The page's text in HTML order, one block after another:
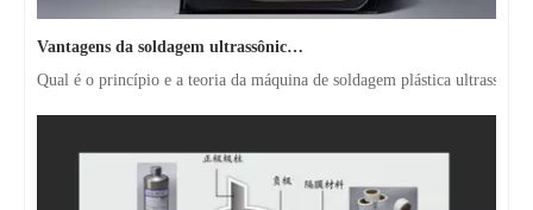
Vantagens da soldagem ultrassônica de painéis de portas de automóveis
Qual é o princípio e a teoria da máquina de soldagem plástica